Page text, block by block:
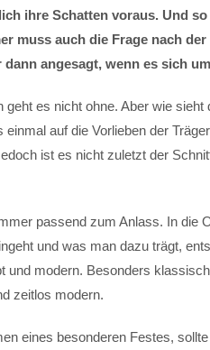
ihre Schatten voraus. Und
muss auch die Frage nach
angesagt, wenn es sich
es nicht ohne. Aber wie
auf die Vorlieben der
ist es nicht zuletzt der
passend zum Anlass. In die
und was man dazu trägt,
und modern. Besonders
zeitlos modern.
eines besonderen Festes,